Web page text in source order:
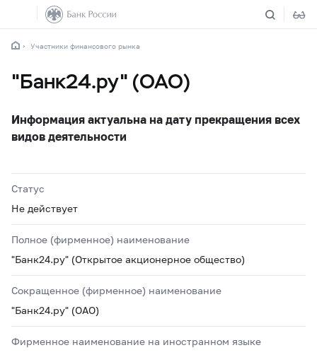
Участники финансового рынка
"Банк24.ру" (ОАО)
Информация актуальна на дату прекращения всех
видов деятельности
Статус
Не действует
Полное (фирменное) наименование
"Банк24.ру" (Открытое акционерное общество)
Сокращенное (фирменное) наименование
"Банк24.ру" (ОАО)
Фирменное наименование на иностранном языке